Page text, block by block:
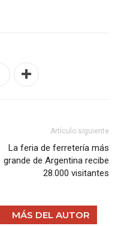
Artículo siguiente
La feria de ferretería más
grande de Argentina recibe
28.000 visitantes
MÁS DEL AUTOR